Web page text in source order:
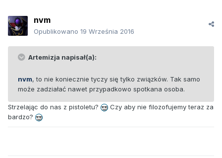
nvm
Opublikowano 19 Września 2016
Artemizja napisał(a):
nvm, to nie koniecznie tyczy się tylko związków. Tak samo
może zadziałać nawet przypadkowo spotkana osoba.
Strzelając do nas z pistoletu?
Czy aby nie filozofujemy teraz za
bardzo?